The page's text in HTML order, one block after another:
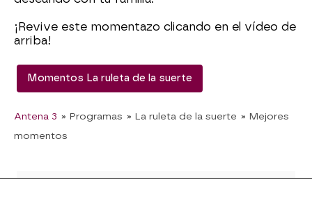
¡Revive este momentazo clicando en el vídeo de
arriba!
Momentos La ruleta de la suerte
Antena 3 » Programas » La ruleta de la suerte » Mejores
momentos